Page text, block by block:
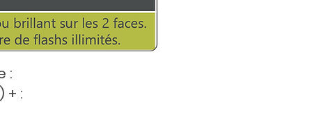
:
+ :